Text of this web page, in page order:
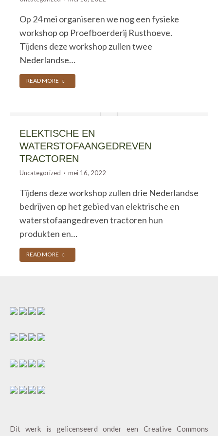
Op 24 mei organiseren we nog een fysieke
workshop op Proefboerderij Rusthoeve.
Tijdens deze workshop zullen twee
Nederlandse…
READ MORE
ELEKTISCHE EN
WATERSTOFAANGEDREVEN
TRACTOREN
Uncategorized mei 16, 2022
Tijdens deze workshop zullen drie Nederlandse
bedrijven op het gebied van elektrische en
waterstofaangedreven tractoren hun
produkten en…
READ MORE
Dit werk is gelicenseerd onder een Creative Commons